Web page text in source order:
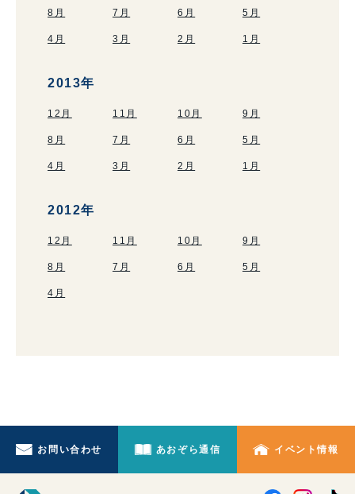
8月 7月 6月 5月
4月 3月 2月 1月
2013年
12月 11月 10月 9月
8月 7月 6月 5月
4月 3月 2月 1月
2012年
12月 11月 10月 9月
8月 7月 6月 5月
4月
お問い合わせ あおぞら通信 イベント情報